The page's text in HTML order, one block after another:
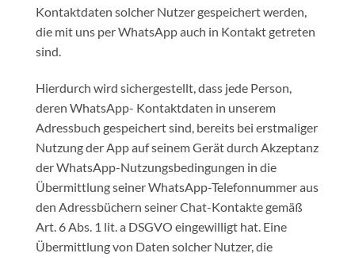
Kontaktdaten solcher Nutzer gespeichert werden,
die mit uns per WhatsApp auch in Kontakt getreten
sind.
Hierdurch wird sichergestellt, dass jede Person,
deren WhatsApp- Kontaktdaten in unserem
Adressbuch gespeichert sind, bereits bei erstmaliger
Nutzung der App auf seinem Gerät durch Akzeptanz
der WhatsApp-Nutzungsbedingungen in die
Übermittlung seiner WhatsApp-Telefonnummer aus
den Adressbüchern seiner Chat-Kontakte gemäß
Art. 6 Abs. 1 lit. a DSGVO eingewilligt hat. Eine
Übermittlung von Daten solcher Nutzer, die